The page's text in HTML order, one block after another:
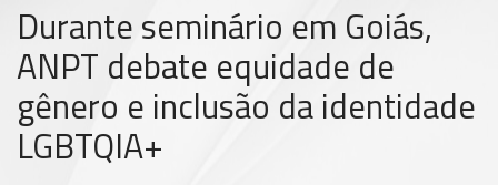
Durante seminário em Goiás,
ANPT debate equidade de
gênero e inclusão da identidade
LGBTQIA+